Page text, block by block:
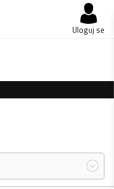
Uloguj se